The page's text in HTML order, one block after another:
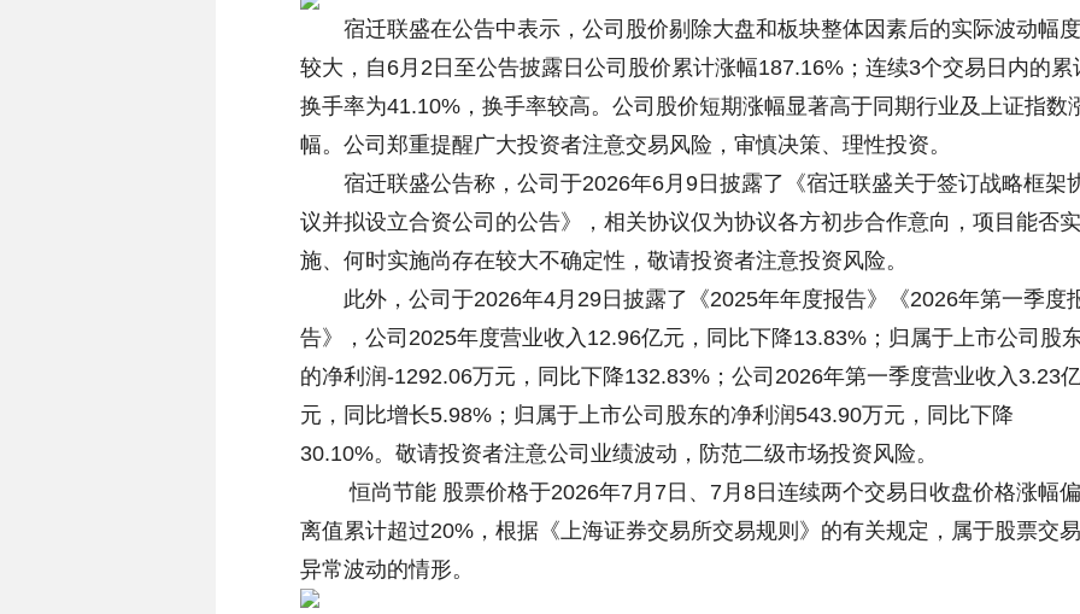
宿迁联盛在公告中表示，公司股价剔除大盘和板块整体因素后的实际波动幅度
较大，自6月2日至公告披露日公司股价累计涨幅187.16%；连续3个交易日内的累
换手率为41.10%，换手率较高。公司股价短期涨幅显著高于同期行业及上证指数
幅。公司郑重提醒广大投资者注意交易风险，审慎决策、理性投资。
宿迁联盛公告称，公司于2026年6月9日披露了《宿迁联盛关于签订战略框架
议并拟设立合资公司的公告》，相关协议仅为协议各方初步合作意向，项目能否实
施、何时实施尚存在较大不确定性，敬请投资者注意投资风险。
此外，公司于2026年4月29日披露了《2025年年度报告》《2026年第一季度
告》，公司2025年度营业收入12.96亿元，同比下降13.83%；归属于上市公司股
的净利润-1292.06万元，同比下降132.83%；公司2026年第一季度营业收入3.23
元，同比增长5.98%；归属于上市公司股东的净利润543.90万元，同比下降
30.10%。敬请投资者注意公司业绩波动，防范二级市场投资风险。
恒尚节能 股票价格于2026年7月7日、7月8日连续两个交易日收盘价格涨幅偏
离值累计超过20%，根据《上海证券交易所交易规则》的有关规定，属于股票交易
异常波动的情形。